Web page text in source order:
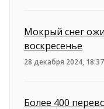
Мокрый снег
воскресенье
28 декабря 2024, 18:37
Более 400